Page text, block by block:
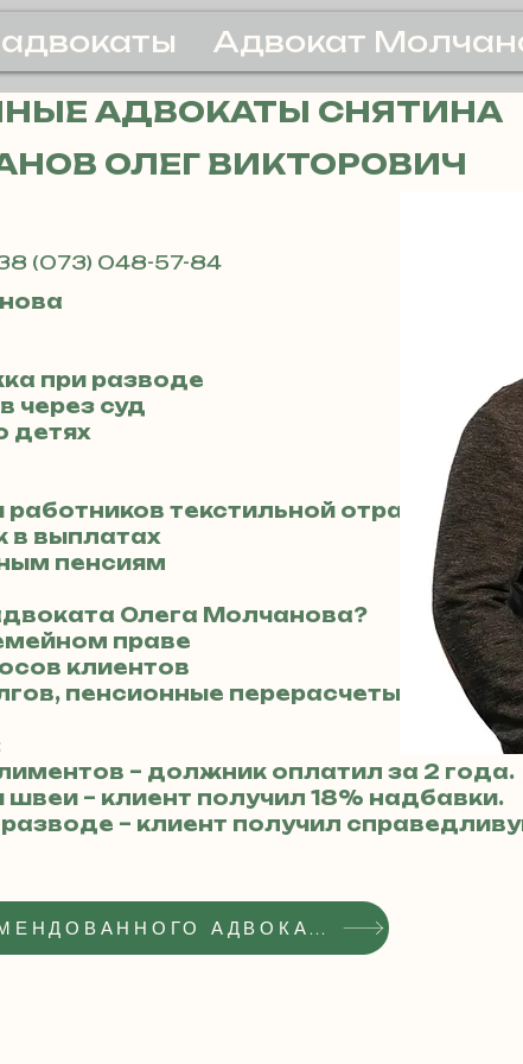
Адвокат
АДВОКАТЫ СНЯТИНА
ОЛЕГ ВИКТОРОВИЧ
(073) 048-57-84
при разводе
через суд
детях
работников текстильной отрасли
в выплатах
пенсиям
Олега Молчанова?
праве
клиентов
пенсионные перерасчеты
– должник оплатил за 2 года.
швеи – клиент получил 18% надбавки.
– клиент получил
ПОЛУЧИТЬ СТАТУС РЕКОМЕНДОВАННОГО АДВОКАТА